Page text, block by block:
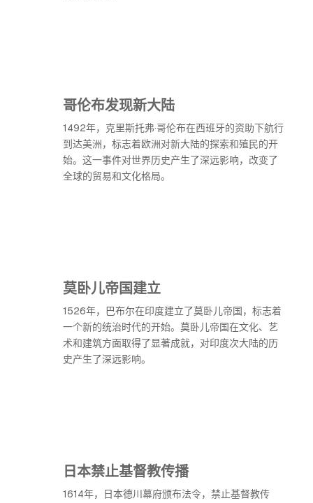
哥伦布发现新大陆
1492年，克里斯托弗·哥伦布在西班牙的资助下航行
到达美洲，标志着欧洲对新大陆的探索和殖民的开
始。这一事件对世界历史产生了深远影响，改变了
全球的贸易和文化格局。
莫卧儿帝国建立
1526年，巴布尔在印度建立了莫卧儿帝国，标志着
一个新的统治时代的开始。莫卧儿帝国在文化、艺
术和建筑方面取得了显著成就，对印度次大陆的历
史产生了深远影响。
日本禁止基督教传播
1614年，日本德川幕府颁布法令，禁止基督教传